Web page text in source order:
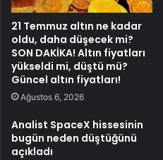
21 Temmuz altın ne kadar
oldu, daha düşecek mi?
SON DAKİKA! Altın fiyatları
yükseldi mi, düştü mü?
Güncel altın fiyatları!
Ağustos 6, 2026
Analist SpaceX hissesinin
bugün neden düştüğünü
açıkladı